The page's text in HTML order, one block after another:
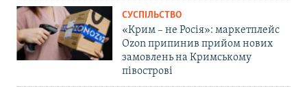
СУСПІЛЬСТВО
«Крим – не Росія»: маркетплейс
Ozon припинив прийом нових
замовлень на Кримському
півострові